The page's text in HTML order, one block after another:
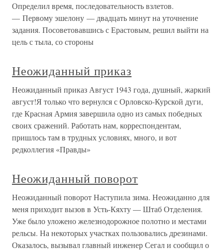
Определил время, последовательность взлетов.
— Первому эшелону — двадцать минут на уточнение
задания. Посоветовавшись с Ерастовым, решил выйти на
цель с тыла, со стороны
Неожиданный приказ
Неожиданный приказ Август 1943 года, душный, жаркий
август!Я только что вернулся с Орловско-Курской дуги,
где Красная Армия завершила одно из самых победных
своих сражений. Работать нам, корреспондентам,
пришлось там в трудных условиях, много, и вот
редколлегия «Правды»
Неожиданный поворот
Неожиданный поворот Наступила зима. Неожиданно для
меня приходит вызов в Усть-Кяхту — Штаб Отделения.
Уже было уложено железнодорожное полотно и местами
рельсы. На некоторых участках пользовались дрезинами.
Оказалось, вызывал главный инженер Сегал и сообщил о